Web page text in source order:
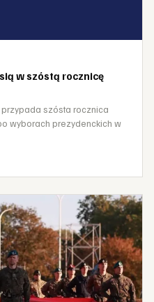
w szóstą rocznicę
szósta rocznica
wyborach prezydenckich w